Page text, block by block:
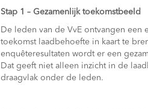
Stap 1 – Gezamenlijk toekomstbeeld
De leden van de VvE ontvangen
toekomst laadbehoefte in kaart te
enquêteresultaten wordt er een
Dat geeft niet alleen inzicht in de
draagvlak onder de leden.